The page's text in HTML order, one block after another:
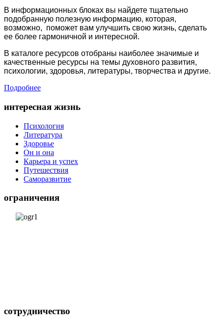
В информационных блоках вы найдете тщательно
подобранную полезную информацию, которая,
возможно, поможет вам улучшить свою жизнь, сделать
ее более гармоничной и интересной.
В каталоге ресурсов отобраны наиболее значимые и
качественные ресурсы на темы духовного развития,
психологии, здоровья, литературы, творчества и другие.
Подробнее
интересная жизнь
Психология
Литература
Здоровье
Он и она
Карьера и успех
Путешествия
Саморазвитие
ограничения
сотрудничество